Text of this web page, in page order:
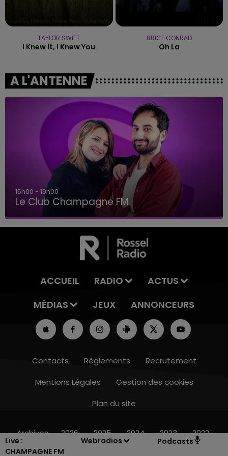
Live :
CHAMPAGNE FM
Webradios Podcasts
TAYLOR SWIFT
I Knew It, I Knew You
BRICE CONRAD
Oh La
A L'ANTENNE
15h00 - 19h00
Le Club Champagne FM
ACCUEIL RADIO
ACTUS
MÉDIAS
JEUX ANNONCEURS
Contacts Règlements
Recrutement
Mentions Légales
Gestion des cookies
Plan du site
Archives 2026 2025 2024 2023 2022